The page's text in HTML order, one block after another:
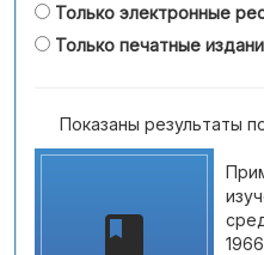
Только электронные
Только печатные
Показаны результаты